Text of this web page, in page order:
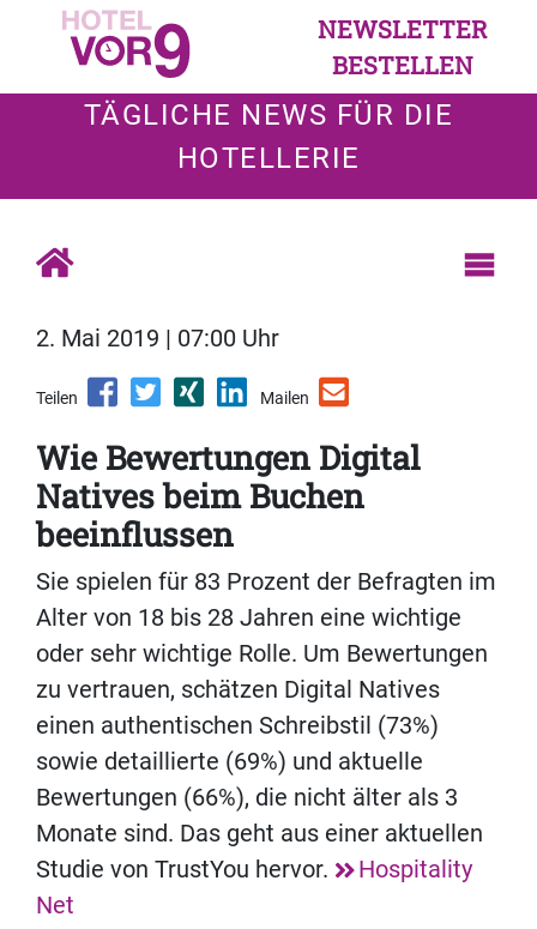
NEWSLETTER
BESTELLEN
TÄGLICHE NEWS FÜR DIE
HOTELLERIE
2. Mai 2019 | 07:00 Uhr
Teilen Mailen
Wie Bewertungen Digital
Natives beim Buchen
beeinflussen
Sie spielen für 83 Prozent der Befragten im
Alter von 18 bis 28 Jahren eine wichtige
oder sehr wichtige Rolle. Um Bewertungen
zu vertrauen, schätzen Digital Natives
einen authentischen Schreibstil (73%)
sowie detaillierte (69%) und aktuelle
Bewertungen (66%), die nicht älter als 3
Monate sind. Das geht aus einer aktuellen
Studie von TrustYou hervor.
Hospitality
Net